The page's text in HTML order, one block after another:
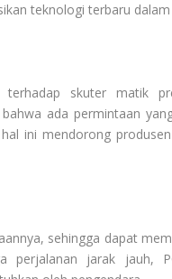
teknologi terbaru
skuter matik
ada permintaan
ini mendorong
sehingga dapat
perjalanan jarak jauh,